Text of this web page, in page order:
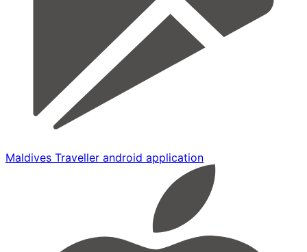
Maldives Traveller android application